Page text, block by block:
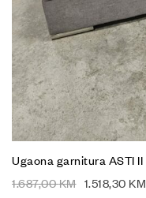
Ugaona garnitura ASTI II
1.687,00KM 1.518,30 KM